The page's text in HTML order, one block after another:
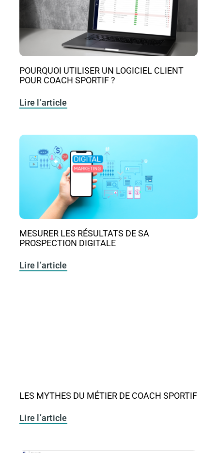
POURQUOI UTILISER UN LOGICIEL CLIENT
POUR COACH SPORTIF ?
Lire l’article
MESURER LES RÉSULTATS DE SA
PROSPECTION DIGITALE
Lire l’article
LES MYTHES DU MÉTIER DE COACH SPORTIF
Lire l’article